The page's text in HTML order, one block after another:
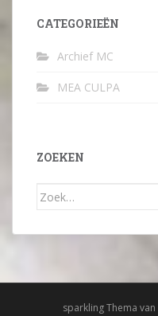
CATEGORIEËN
Archief MC
MEA CULPA
ZOEKEN
Zoek
sparkling Thema van